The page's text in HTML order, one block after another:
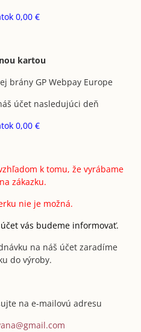
0,00 €
kartou
brány GP Webpay Europe
účet nasledujúci deň
0,00 €
k tomu, že vyrábame
zákazku.
nie je možná.
vás budeme informovať.
na náš účet zaradíme
do výroby.
na e-mailovú adresu